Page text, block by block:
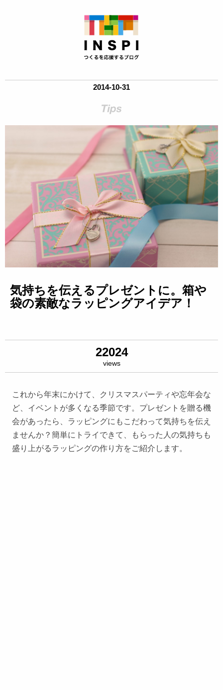
2014-10-31
気持ちを伝えるプレゼントに。箱や
袋の素敵なラッピングアイデア！
22024
views
これから年末にかけて、クリスマスパーティや忘年会な
ど、イベントが多くなる季節です。プレゼントを贈る機
会があったら、ラッピングにもこだわって気持ちを伝え
ませんか？簡単にトライできて、もらった人の気持ちも
盛り上がるラッピングの作り方をご紹介します。